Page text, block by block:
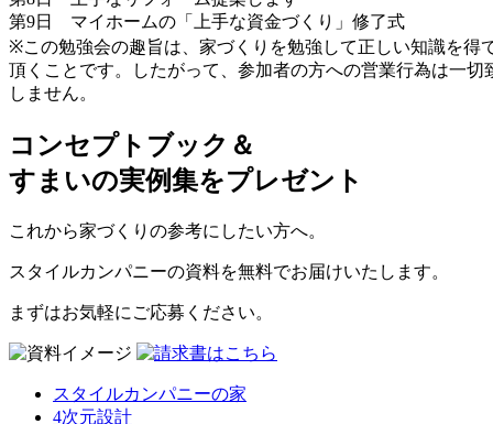
第9日 マイホームの「上手な資金づくり」修了式
※この勉強会の趣旨は、家づくりを勉強して正しい知識を得
頂くことです。したがって、参加者の方への営業行為は一切
しません。
コンセプトブック＆
すまいの実例集をプレゼント
これから家づくりの参考にしたい方へ。
スタイルカンパニーの資料を無料でお届けいたします。
まずはお気軽にご応募ください。
スタイルカンパニーの家
4次元設計